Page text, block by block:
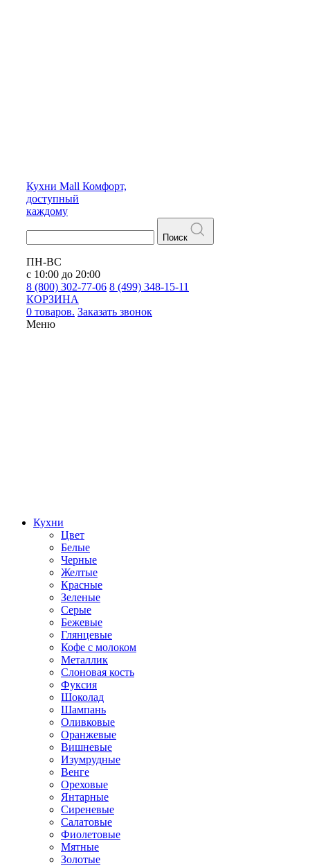
Кухни Mall Комфорт,
доступный
каждому
Поиск
ПН-ВС
с 10:00 до 20:00
8 (800) 302-77-06 8 (499) 348-15-11
КОРЗИНА
0 товаров. Заказать звонок
Меню
Кухни
Цвет
Белые
Черные
Желтые
Красные
Зеленые
Серые
Бежевые
Глянцевые
Кофе с молоком
Металлик
Слоновая кость
Фуксия
Шоколад
Шампань
Оливковые
Оранжевые
Вишневые
Изумрудные
Венге
Ореховые
Янтарные
Сиреневые
Салатовые
Фиолетовые
Мятные
Золотые